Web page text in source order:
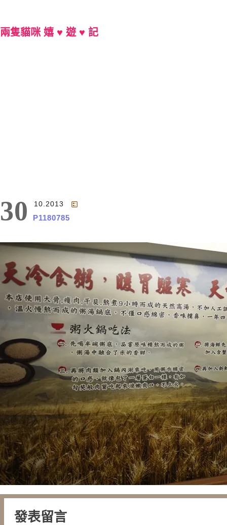
兩隻貓咪 嬉 ♥ 遊 ♥ 記
30 10.2013
P1180785
發表留言